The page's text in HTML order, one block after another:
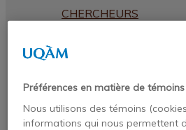
CHERCHEURS
Publications de nos
Dans les médias
Préférences en matière de témoins
Nous utilisons des témoins
informations qui nous permettent